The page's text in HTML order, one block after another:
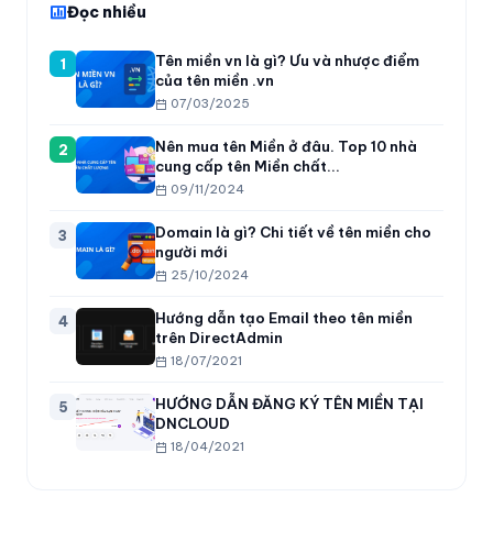
Đọc nhiều
1
Tên miền vn là gì? Ưu và nhược điểm
của tên miền .vn
07/03/2025
2
Nên mua tên Miền ở đâu. Top 10 nhà
cung cấp tên Miền chất...
09/11/2024
3
Domain là gì? Chi tiết về tên miền cho
người mới
25/10/2024
4
Hướng dẫn tạo Email theo tên miền
trên DirectAdmin
18/07/2021
5
HƯỚNG DẪN ĐĂNG KÝ TÊN MIỀN TẠI
DNCLOUD
18/04/2021